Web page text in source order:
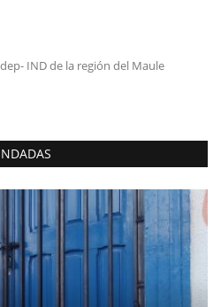
IND de la región del Maule